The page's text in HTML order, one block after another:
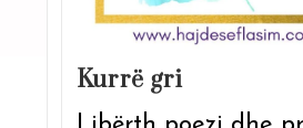
Kurrë gri